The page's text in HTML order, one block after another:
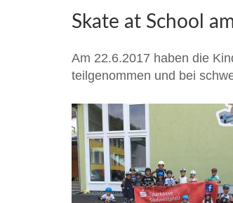
Skate at School
Am 22.6.2017 haben die
teilgenommen und bei